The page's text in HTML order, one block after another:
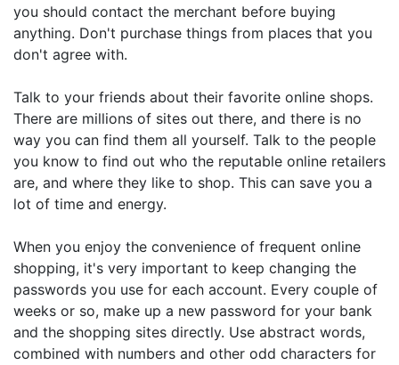
you should contact the merchant before buying
anything. Don't purchase things from places that you
don't agree with.
Talk to your friends about their favorite online shops.
There are millions of sites out there, and there is no
way you can find them all yourself. Talk to the people
you know to find out who the reputable online retailers
are, and where they like to shop. This can save you a
lot of time and energy.
When you enjoy the convenience of frequent online
shopping, it's very important to keep changing the
passwords you use for each account. Every couple of
weeks or so, make up a new password for your bank
and the shopping sites directly. Use abstract words,
combined with numbers and other odd characters for